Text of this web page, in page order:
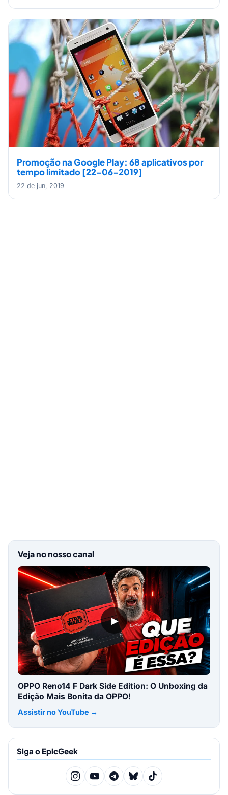
Promoção na Google Play: 68 aplicativos por
tempo limitado [22-06-2019]
22 de jun, 2019
Veja no nosso canal
▶
OPPO Reno14 F Dark Side Edition: O Unboxing da
Edição Mais Bonita da OPPO!
Assistir no YouTube →
Siga o EpicGeek